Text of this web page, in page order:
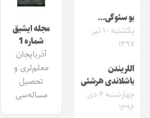
بو سئوگی…
یکشنبه ۱۰ تیر
۱۳۹۷
اللریندن
باشلاندی هرشئی
چهارشنبه ۶ دی
۱۳۹۶
مجله ایشیق
شماره 1
آذربایجان
معلم‌لری و
تحصیل
مساله‌سی